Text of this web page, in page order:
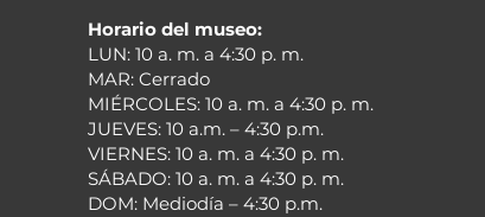
Horario del museo:
LUN: 10 a. m. a 4:30 p. m.
MAR: Cerrado
MIÉRCOLES: 10 a. m. a 4:30 p. m.
JUEVES: 10 a.m. – 4:30 p.m.
VIERNES: 10 a. m. a 4:30 p. m.
SÁBADO: 10 a. m. a 4:30 p. m.
DOM: Mediodía – 4:30 p.m.